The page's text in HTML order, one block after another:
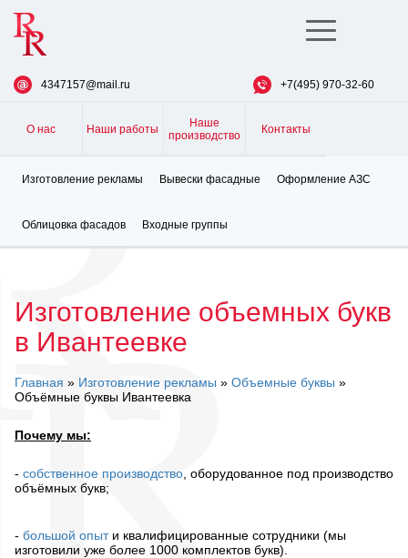
Toggle
navigation
4347157@mail.ru +7(495) 970-32-60
О нас Наши работы
Наше
производство
Контакты
Изготовление рекламы Вывески фасадные Оформление АЗС
Облицовка фасадов Входные группы
Изготовление объемных букв
в Ивантеевке
Главная » Изготовление рекламы » Объемные буквы »
Объёмные буквы Ивантеевка
Почему мы:
- собственное производство , оборудованное под производство
объёмных букв;
- большой опыт и квалифицированные сотрудники (мы
изготовили уже более 1000 комплектов букв).